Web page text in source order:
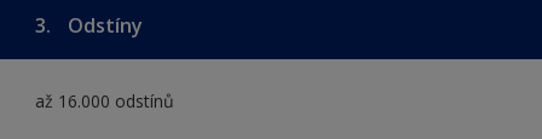
3. Odstíny
až 16.000 odstínů